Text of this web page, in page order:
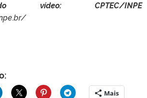
vídeo: CPTEC/INPE
Mais